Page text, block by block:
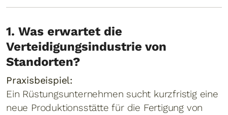
1. Was erwartet die
Verteidigungsindustrie von
Standorten?
Praxisbeispiel:
Ein Rüstungsunternehmen sucht kurzfristig eine
neue Produktionsstätte für die Fertigung von